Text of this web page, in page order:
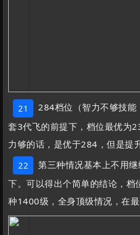
21
284档位（智力不够技能
套3代飞的前提下，档位最优为
力够的话，是优于284，但是提
22
第三种情况基本上不用
下。可以得出个简单的结论，档
种1400级，全身顶级情况，在